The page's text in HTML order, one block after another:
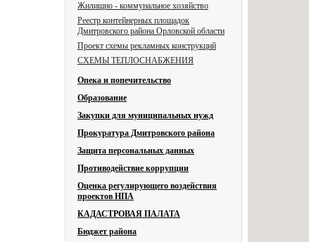
Жилищно - коммунальное хозяйство
Реестр контейнерных площадок
Дмитровского района Орловской области
Проект схемы рекламных конструкций
СХЕМЫ ТЕПЛОСНАБЖЕНИЯ
Опека и попечительство
Образование
Закупки для муниципальных нужд
Прокуратура Дмитровского района
Защита персональных данных
Противодействие коррупции
Оценка регулирующего воздействия
проектов НПА
КАДАСТРОВАЯ ПАЛАТА
Бюджет района